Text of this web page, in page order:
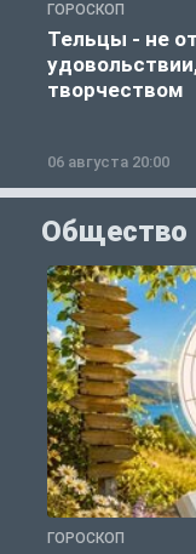
ГОРОСКОП
Тельцы - не
творчеством
06 августа 20:00
Общество
ГОРОСКОП